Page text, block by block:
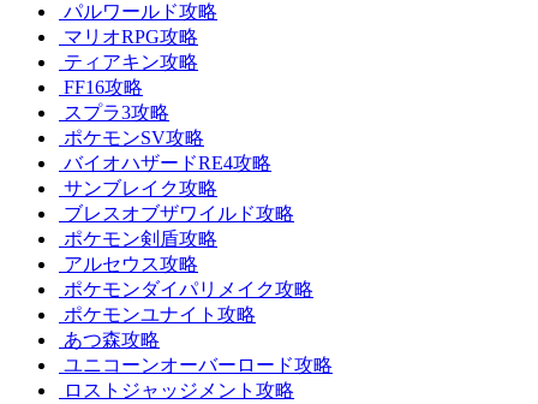
パルワールド攻略
マリオRPG攻略
ティアキン攻略
FF16攻略
スプラ3攻略
ポケモンSV攻略
バイオハザードRE4攻略
サンブレイク攻略
ブレスオブザワイルド攻略
ポケモン剣盾攻略
アルセウス攻略
ポケモンダイパリメイク攻略
ポケモンユナイト攻略
あつ森攻略
ユニコーンオーバーロード攻略
ロストジャッジメント攻略